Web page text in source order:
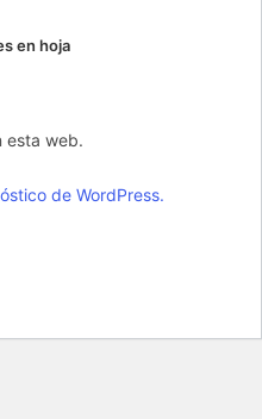
en hoja
esta web.
de WordPress.